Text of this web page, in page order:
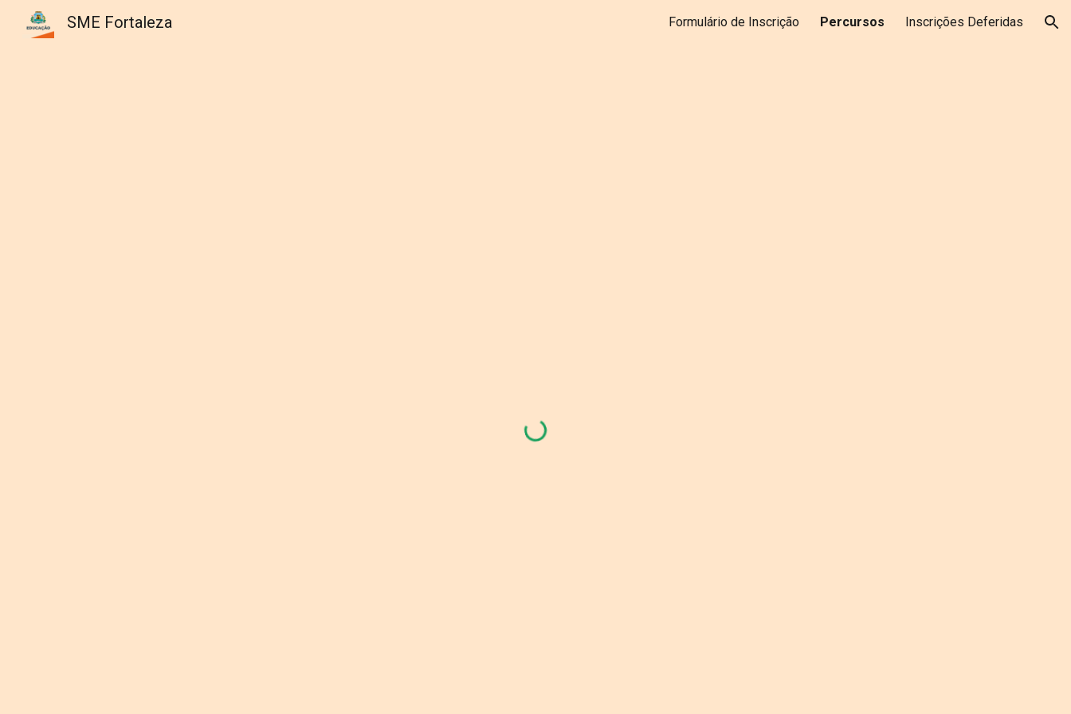
Skip to navigation
SME Fortaleza Formulário de Inscrição Percursos Inscrições Deferidas